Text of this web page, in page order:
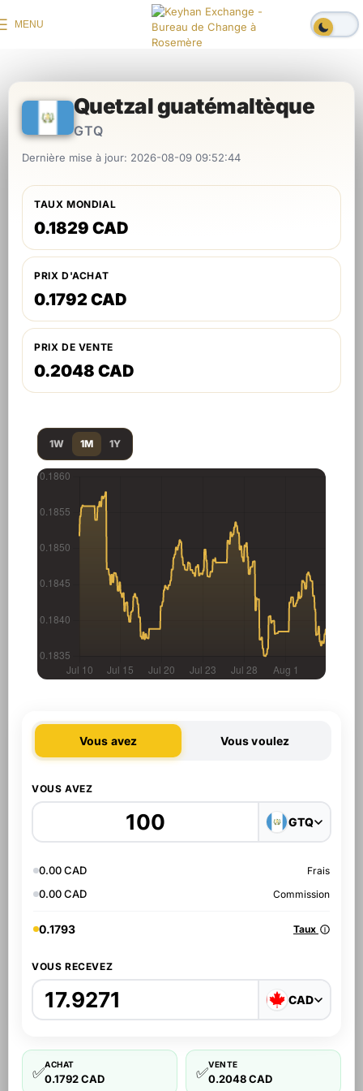
MENU
Quetzal guatémaltèque
GTQ
Dernière mise à jour: 2026-08-09 09:52:44
TAUX MONDIAL
0.1829 CAD
PRIX D'ACHAT
0.1792 CAD
PRIX DE VENTE
0.2048 CAD
1W 1M 1Y
Vous avez Vous voulez
VOUS AVEZ
GTQ
0.00 CAD Frais
0.00 CAD Commission
0.1793 Taux
VOUS RECEVEZ
CAD
✅ACHAT
0.1792 CAD ✅VENTE
0.2048 CAD